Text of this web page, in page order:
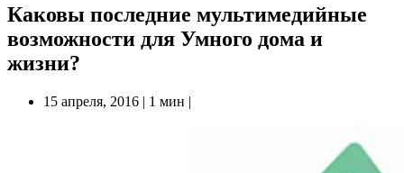
Каковы последние мультимедийные
возможности для Умного дома и
жизни?
15 апреля, 2016 | 1 мин |